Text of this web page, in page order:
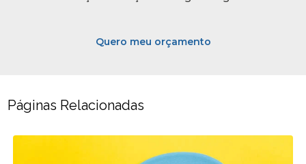
Quero meu orçamento
Páginas Relacionadas